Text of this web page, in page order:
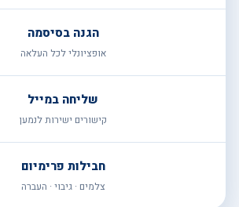
הגנה בסיסמה
אופציונלי לכל העלאה
שליחה במייל
קישורים ישירות לנמען
חבילות פרימיום
צלמים · גיבוי · העברה